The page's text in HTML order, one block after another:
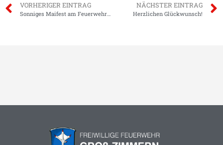
VORHERIGER EINTRAG NÄCHSTER EINTRAG
Herzlichen Glückwunsch!